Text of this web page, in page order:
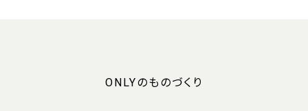
ONLYのものづくり